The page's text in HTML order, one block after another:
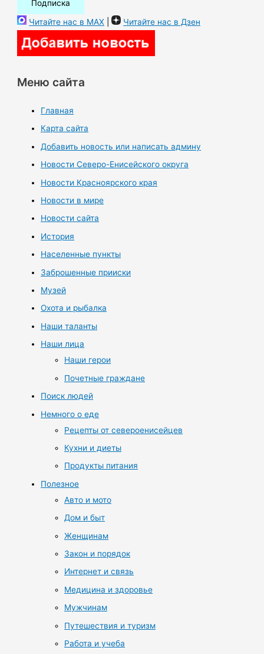
Читайте нас в MAX | Читайте нас в Дзен
Меню сайта
Главная
Карта сайта
Добавить новость или написать админу
Новости Северо-Енисейского округа
Новости Красноярского края
Новости в мире
Новости сайта
История
Населенные пункты
Заброшенные прииски
Музей
Охота и рыбалка
Наши таланты
Наши лица
Наши герои
Почетные граждане
Поиск людей
Немного о еде
Рецепты от североенисейцев
Кухни и диеты
Продукты питания
Полезное
Авто и мото
Дом и быт
Женщинам
Закон и порядок
Интернет и связь
Медицина и здоровье
Мужчинам
Путешествия и туризм
Работа и учеба